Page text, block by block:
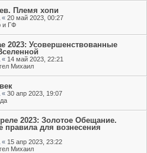
Племя хопи
« 20 май 2023, 00:27
и ГФ
2023: Усовершенствованные
« 14 май 2023, 22:21
Михаил
« 30 апр 2023, 19:07
2023: Золотое Обещание.
для вознесения
« 15 апр 2023, 23:22
Михаил